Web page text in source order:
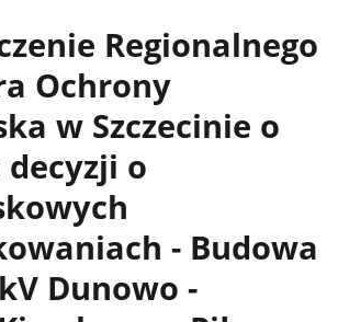
Regionalnego
Ochrony
w Szczecinie o
o
- Budowa
Dunowo -